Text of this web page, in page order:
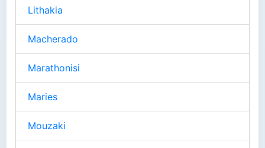
Lithakia
Macherado
Marathonisi
Maries
Mouzaki